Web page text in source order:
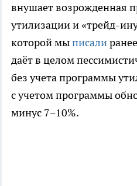
внушает возрожденная
утилизации и «трейд-
которой мыписали
даёт в целом
без учета программы
с учетом программы
минус 7−10%.